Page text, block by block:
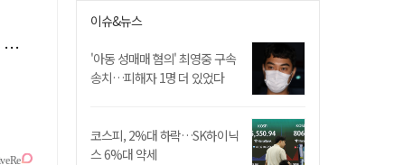
이슈&뉴스
'아동 성매매 혐의' 최영중 구속
송치…피해자 1명 더 있었다
코스피, 2%대 하락…SK하이닉
스 6%대 약세